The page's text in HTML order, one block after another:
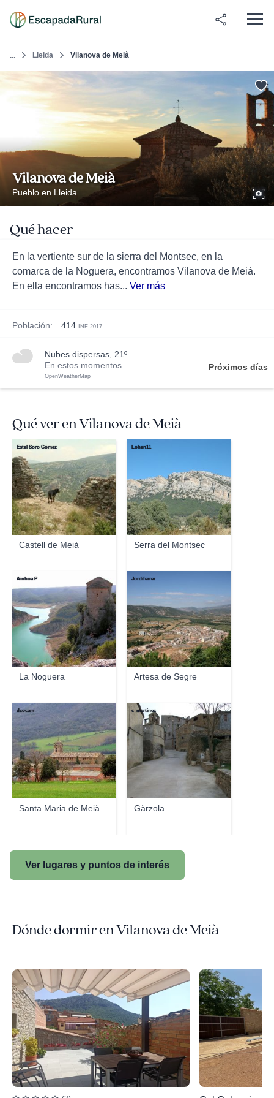
... Lleida Vilanova de Meià
Vilanova de Meià
Pueblo en Lleida
Qué hacer
En la vertiente sur de la sierra del Montsec, en la
comarca de la Noguera, encontramos Vilanova de Meià.
En ella encontramos has... Ver más
Población: 414 INE 2017
nubes dispersas, 21º
En estos momentos
OpenWeatherMap
Próximos días
Qué ver en Vilanova de Meià
Castell de Meià
Estel Soro Gómez
Serra del Montsec
Lohen11
La Noguera
Ainhoa P
Artesa de Segre
Jordiferrer
Santa Maria de Meià
dcocam
Gàrzola
c_martinez
Ver lugares y puntos de interés
Dónde dormir en Vilanova de Meià